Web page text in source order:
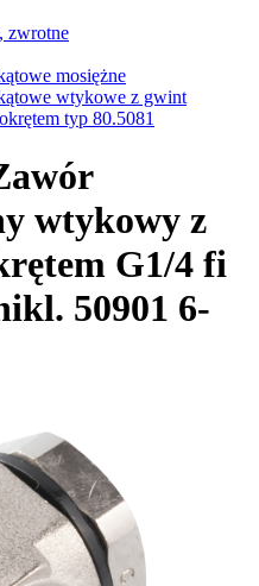
zwrotne
mosiężne
wtykowe z gwint
typ 80.5081
wtykowy z
G1/4 fi
50901 6-